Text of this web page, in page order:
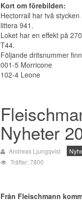
Kort om förebilden:
Hectorrail har två
littera 941.
Loket har en effekt på
T44.
Följande dritsnummer
001-5 Morricone
102-4 Leone
Nyheter
Andreas Ljungqvist
Träffar: 7800
Från Fleischmann